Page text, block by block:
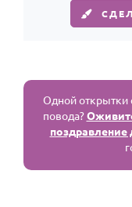
Одной открытки
повода?
поздравление